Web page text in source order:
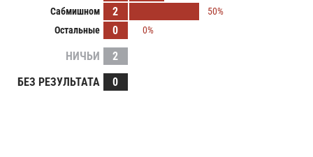
Сабмишном
2
50%
Остальные
0 0%
НИЧЬИ
2
БЕЗ РЕЗУЛЬТАТА
0